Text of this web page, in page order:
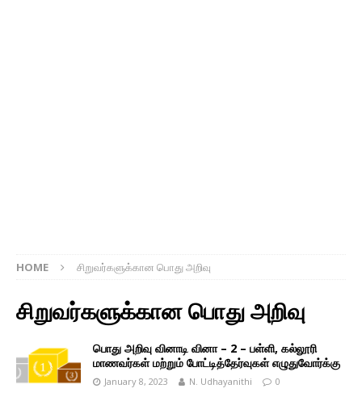
HOME சிறுவர்களுக்கான பொது அறிவு
சிறுவர்களுக்கான பொது அறிவு
பொது அறிவு வினாடி வினா – 2 – பள்ளி, கல்லூரி
மாணவர்கள் மற்றும் போட்டித்தேர்வுகள் எழுதுவோர்க்கு
January 8, 2023 N. Udhayanithi 0